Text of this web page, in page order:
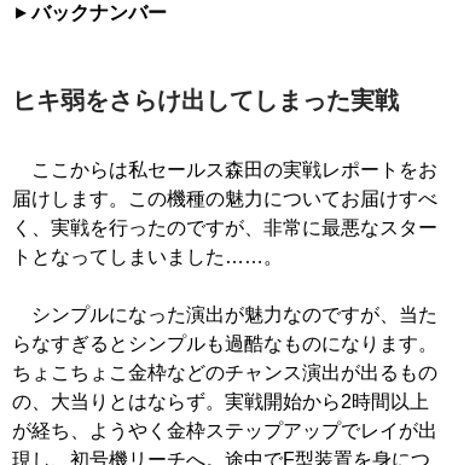
バックナンバー
ヒキ弱をさらけ出してしまった実戦
ここからは私セールス森田の実戦レポートをお
届けします。この機種の魅力についてお届けすべ
く、実戦を行ったのですが、非常に最悪なスター
トとなってしまいました……。
シンプルになった演出が魅力なのですが、当た
らなすぎるとシンプルも過酷なものになります。
ちょこちょこ金枠などのチャンス演出が出るもの
の、大当りとはならず。実戦開始から2時間以上
が経ち、ようやく金枠ステップアップでレイが出
現し、初号機リーチへ。途中でF型装置を身につ